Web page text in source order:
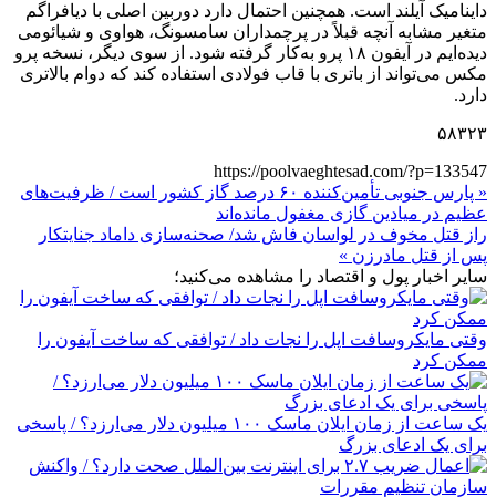
داینامیک آیلند است. همچنین احتمال دارد دوربین اصلی با دیافراگم
متغیر مشابه آنچه قبلاً در پرچمداران سامسونگ، هواوی و شیائومی
دیده‌ایم در آیفون ۱۸ پرو به‌کار گرفته شود. از سوی دیگر، نسخه پرو
مکس می‌تواند از باتری با قاب فولادی استفاده کند که دوام بالاتری
دارد.
۵۸۳۲۳
https://poolvaeghtesad.com/?p=133547
« پارس جنوبی تأمین‌کننده ۶۰ درصد گاز کشور است / ظرفیت‌های
عظیم در میادین گازی مغفول مانده‌اند
راز قتل مخوف در لواسان فاش شد/ صحنه‌سازی داماد جنایتکار
پس از قتل مادرزن »
سایر اخبار پول و اقتصاد را مشاهده می‌کنید؛
وقتی مایکروسافت اپل را نجات داد / توافقی که ساخت آیفون را
ممکن کرد
یک ساعت از زمان ایلان ماسک ۱۰۰ میلیون دلار می‌ارزد؟ / پاسخی
برای یک ادعای بزرگ